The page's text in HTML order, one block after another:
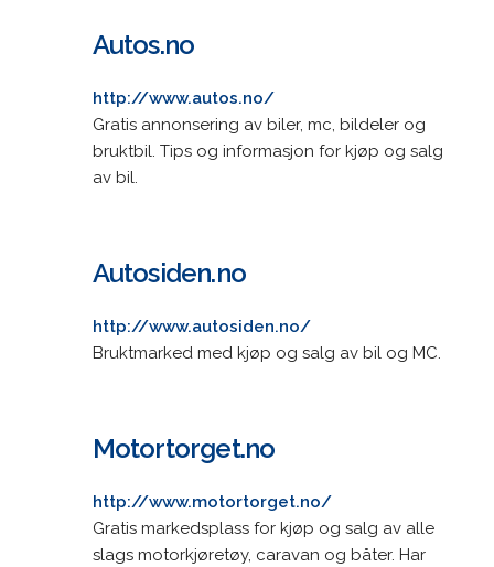
Autos.no
http://www.autos.no/
Gratis annonsering av biler, mc, bildeler og
bruktbil. Tips og informasjon for kjøp og salg
av bil.
Autosiden.no
http://www.autosiden.no/
Bruktmarked med kjøp og salg av bil og MC.
Motortorget.no
http://www.motortorget.no/
Gratis markedsplass for kjøp og salg av alle
slags motorkjøretøy, caravan og båter. Har